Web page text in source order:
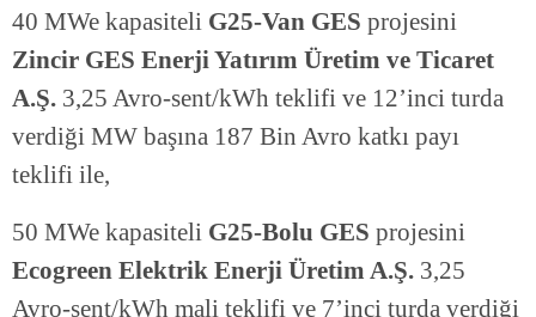
40 MWe kapasiteli G25-Van GES projesini
Zincir GES Enerji Yatırım Üretim ve Ticaret
A.Ş. 3,25 Avro-sent/kWh teklifi ve 12’inci turda
verdiği MW başına 187 Bin Avro katkı payı
teklifi ile,
50 MWe kapasiteli G25-Bolu GES projesini
Ecogreen Elektrik Enerji Üretim A.Ş. 3,25
Avro-sent/kWh mali teklifi ve 7’inci turda verdiği